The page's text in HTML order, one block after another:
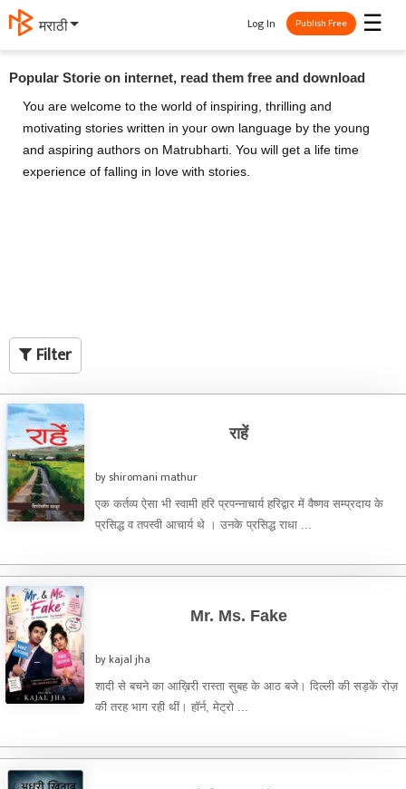
मराठी ☰
Log In Publish Free
Popular Storie on internet, read them free and download
You are welcome to the world of inspiring, thrilling and
motivating stories written in your own language by the young
and aspiring authors on Matrubharti. You will get a life time
experience of falling in love with stories.
Filter
राहें
by shiromani mathur
एक कर्तव्य ऐसा भी स्वामी हरि प्रपन्नाचार्य हरिद्वार में वैष्णव सम्प्रदाय के
प्रसिद्ध व तपस्वी आचार्य थे । उनके प्रसिद्ध राधा ...
Mr. Ms. Fake
by kajal jha
शादी से बचने का आख़िरी रास्ता सुबह के आठ बजे। दिल्ली की सड़कें रोज़
की तरह भाग रही थीं। हॉर्न, मेट्रो ...